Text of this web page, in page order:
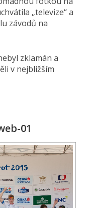
„televize“ a
závodů na
zklamán a
v nejbližším
01